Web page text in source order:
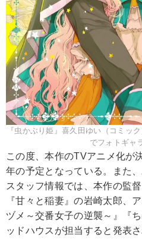
『虫かぶり姫』喜久田ゆい（コミッ
でフォトギャ
この度、本作のTVアニメ化が
年の予定となっている。また
スタッフ情報では、本作の監
『甘々と稲妻』の岩崎太郎、
ヅメ～交番女子の逆襲～』『
ッドハウスが担当すると発表さ